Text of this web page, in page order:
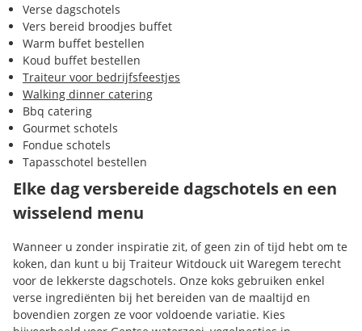
Verse dagschotels
Vers bereid broodjes buffet
Warm buffet bestellen
Koud buffet bestellen
Traiteur voor bedrijfsfeestjes
Walking dinner catering
Bbq catering
Gourmet schotels
Fondue schotels
Tapasschotel bestellen
Elke dag versbereide dagschotels en een
wisselend menu
Wanneer u zonder inspiratie zit, of geen zin of tijd hebt om te
koken, dan kunt u bij Traiteur Witdouck uit Waregem terecht
voor de lekkerste dagschotels. Onze koks gebruiken enkel
verse ingrediënten bij het bereiden van de maaltijd en
bovendien zorgen ze voor voldoende variatie. Kies